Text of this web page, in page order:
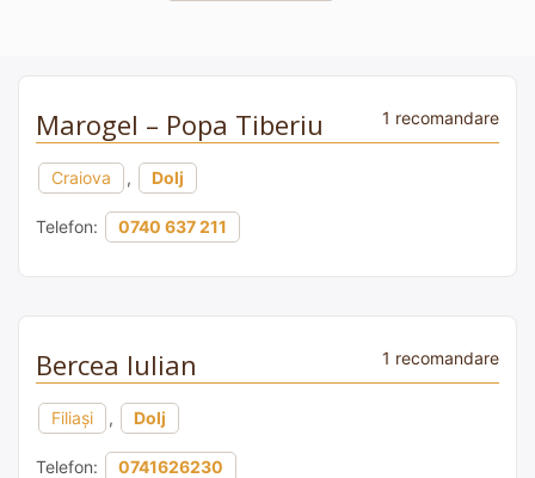
Marogel – Popa Tiberiu 1 recomandare
Craiova , Dolj
Telefon: 0740 637 211
Bercea Iulian 1 recomandare
Filiași , Dolj
Telefon: 0741626230